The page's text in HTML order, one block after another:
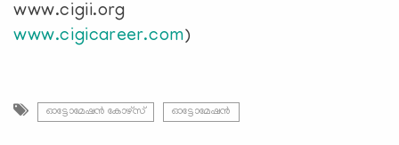
www.cigii.org
www.cigicareer.com)
ഓട്ടോമേഷൻ കോഴ്സ് ഓട്ടോമേഷൻ